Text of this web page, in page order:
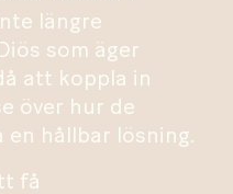
längre
som äger
att koppla in
över hur de
en hållbar lösning.
få